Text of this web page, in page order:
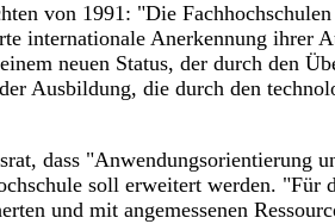
von 1991: "Die
internationale Anerkennung
neuen Status, der durch den
Ausbildung, die durch den
dass "Anwendungsorientierung
soll erweitert werden.
und mit angemessenen